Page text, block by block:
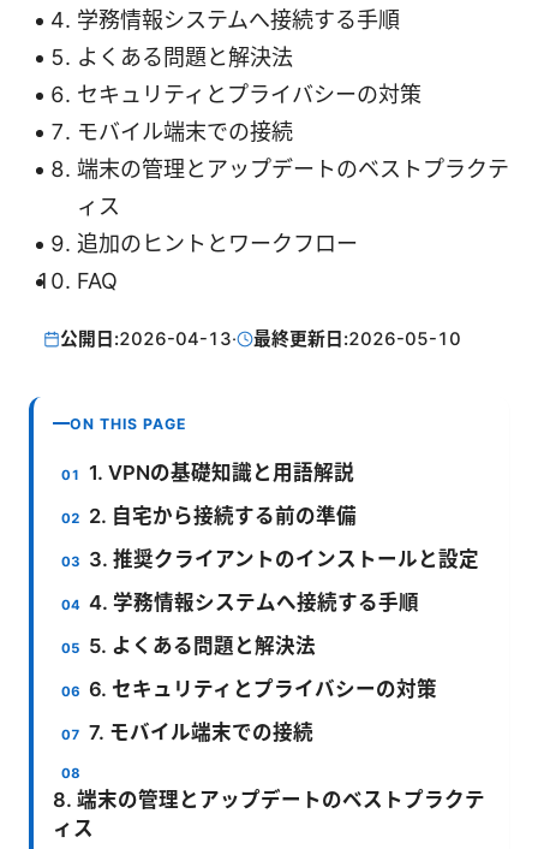
学務情報システムへ接続する手順
よくある問題と解決法
セキュリティとプライバシーの対策
モバイル端末での接続
端末の管理とアップデートのベストプラクテ
ィス
追加のヒントとワークフロー
FAQ
公開日:2026-04-13· 最終更新日:2026-05-10
ON THIS PAGE
1. VPNの基礎知識と用語解説
2. 自宅から接続する前の準備
3. 推奨クライアントのインストールと設定
4. 学務情報システムへ接続する手順
5. よくある問題と解決法
6. セキュリティとプライバシーの対策
7. モバイル端末での接続
8. 端末の管理とアップデートのベストプラクテ
ィス